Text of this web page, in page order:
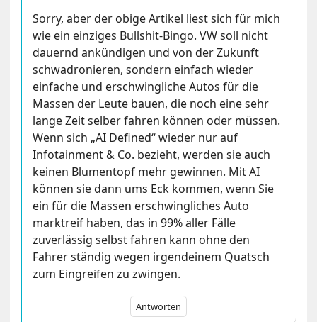
Sorry, aber der obige Artikel liest sich für mich
wie ein einziges Bullshit-Bingo. VW soll nicht
dauernd ankündigen und von der Zukunft
schwadronieren, sondern einfach wieder
einfache und erschwingliche Autos für die
Massen der Leute bauen, die noch eine sehr
lange Zeit selber fahren können oder müssen.
Wenn sich „AI Defined“ wieder nur auf
Infotainment & Co. bezieht, werden sie auch
keinen Blumentopf mehr gewinnen. Mit AI
können sie dann ums Eck kommen, wenn Sie
ein für die Massen erschwingliches Auto
marktreif haben, das in 99% aller Fälle
zuverlässig selbst fahren kann ohne den
Fahrer ständig wegen irgendeinem Quatsch
zum Eingreifen zu zwingen.
Antworten